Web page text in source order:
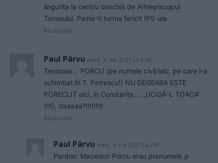
lingurita la centru deschis de Arhiepiscopul
Tomisului. Paste-ti turma fericit IPS-ule.
Răspundeți
Paul Pârvu marți, 4 mai 2021 La 4.46
Teodosie… PORCU (pe numele civil/laic, pe care l-a
schimbat în T. Petrescu!) NU DEGEABA ESTE
PORECLIT aici, în Constanța,… „UCIGĂ-L TOACA”
(!!!), daaaaa?!!!!!!!!!
Răspundeți
Paul Pârvu marți, 4 mai 2021 La 7.47
Pardon: Macedon Porcu erau prenumele și